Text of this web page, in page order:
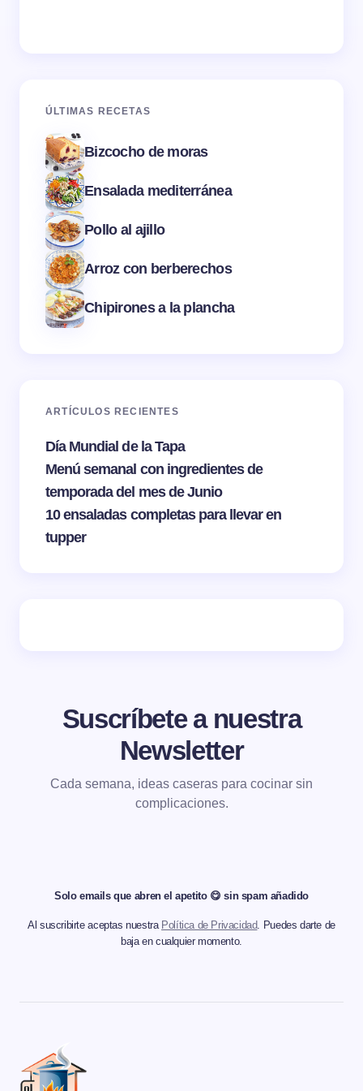
ÚLTIMAS RECETAS
Bizcocho de moras
Ensalada mediterránea
Pollo al ajillo
Arroz con berberechos
Chipirones a la plancha
ARTÍCULOS RECIENTES
Día Mundial de la Tapa
Menú semanal con ingredientes de
temporada del mes de Junio
10 ensaladas completas para llevar en
tupper
Suscríbete a nuestra
Newsletter
Cada semana, ideas caseras para cocinar sin
complicaciones.
Solo emails que abren el apetito 😋 sin spam añadido
Al suscribirte aceptas nuestra Política de Privacidad. Puedes darte de
baja en cualquier momento.